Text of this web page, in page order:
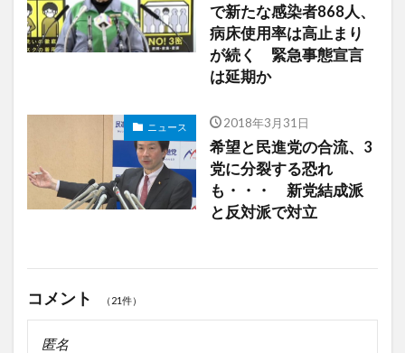
で新たな感染者868人、
病床使用率は高止まり
が続く 緊急事態宣言
は延期か
ニュース 2018年3月31日
希望と民進党の合流、3
党に分裂する恐れ
も・・・ 新党結成派
と反対派で対立
コメント （21件）
匿名